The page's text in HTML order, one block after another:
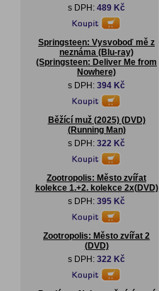
s DPH: 489 Kč
Springsteen: Vysvoboď mě z
neznáma (Blu-ray)
(Springsteen: Deliver Me from
Nowhere)
s DPH: 394 Kč
Běžící muž (2025) (DVD)
(Running Man)
s DPH: 322 Kč
Zootropolis: Město zvířat
kolekce 1.+2. kolekce 2x(DVD)
s DPH: 395 Kč
Zootropolis: Město zvířat 2
(DVD)
s DPH: 322 Kč